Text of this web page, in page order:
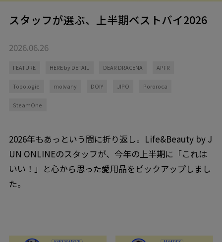
スタッフが選ぶ、上半期ベストバイ2026
2026.06.26
FEATURE HERE by DETAIL DEAR DRACENA APFR
Topologie molvany DOIY JIPO Pororoca
SteamOne
2026年もあっという間に折り返し。Life&Beauty by J
UN ONLINEのスタッフが、今年の上半期に「これは
いい！」と心から思った愛用品をピックアップしまし
た。